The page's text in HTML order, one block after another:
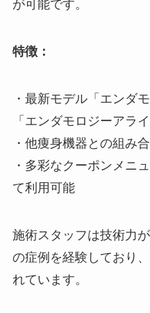
が可能です。
特徴：
・最新モデル「エンダ
「エンダモロジーアラ
・他痩身機器との組み
・多彩なクーポンメニ
て利用可能
施術スタッフは技術力
の症例を経験しており
れています。